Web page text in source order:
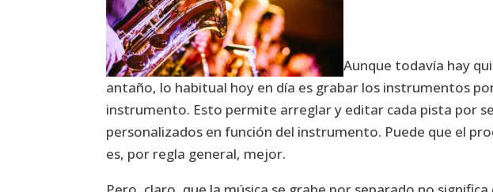
Aunque todavía hay
antaño, lo habitual hoy en día es grabar los instrumentos
instrumento. Esto permite arreglar y editar cada pista por
personalizados en función del instrumento. Puede que el
es, por regla general, mejor.